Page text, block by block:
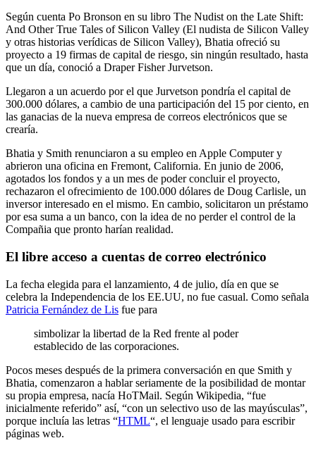
Según cuenta Po Bronson en su libro The Nudist on the Late Shift:
And Other True Tales of Silicon Valley (El nudista de Silicon Valley
y otras historias verídicas de Silicon Valley), Bhatia ofreció su
proyecto a 19 firmas de capital de riesgo, sin ningún resultado, hasta
que un día, conoció a Draper Fisher Jurvetson.
Llegaron a un acuerdo por el que Jurvetson pondría el capital de
300.000 dólares, a cambio de una participación del 15 por ciento, en
las ganacias de la nueva empresa de correos electrónicos que se
crearía.
Bhatia y Smith renunciaron a su empleo en Apple Computer y
abrieron una oficina en Fremont, California. En junio de 2006,
agotados los fondos y a un mes de poder concluir el proyecto,
rechazaron el ofrecimiento de 100.000 dólares de Doug Carlisle, un
inversor interesado en el mismo. En cambio, solicitaron un préstamo
por esa suma a un banco, con la idea de no perder el control de la
Compañia que pronto harían realidad.
El libre acceso a cuentas de correo electrónico
La fecha elegida para el lanzamiento, 4 de julio, día en que se
celebra la Independencia de los EE.UU, no fue casual. Como señala
Patricia Fernández de Lis fue para
simbolizar la libertad de la Red frente al poder
establecido de las corporaciones.
Pocos meses después de la primera conversación en que Smith y
Bhatia, comenzaron a hablar seriamente de la posibilidad de montar
su propia empresa, nacía HoTMail. Según Wikipedia, “fue
inicialmente referido” así, “con un selectivo uso de las mayúsculas”,
porque incluía las letras “HTML“, el lenguaje usado para escribir
páginas web.